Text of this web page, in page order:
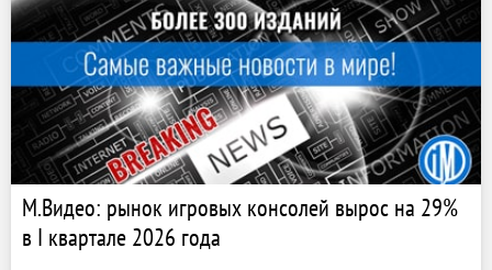
М.Видео: рынок игровых консолей вырос на 29%
в I квартале 2026 года